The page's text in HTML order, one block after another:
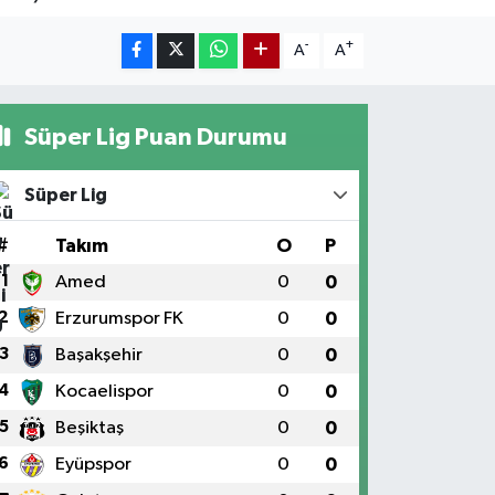
A- A+
Süper Lig Puan Durumu
Süper Lig
Takım O P
1 Amed 0 0
Erzurumspor FK 0 0
3 Başakşehir 0 0
Kocaelispor 0 0
5 Beşiktaş 0 0
Eyüpspor 0 0